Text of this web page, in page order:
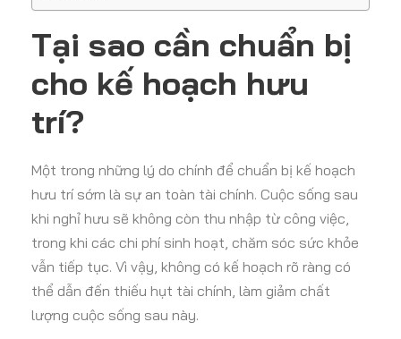
Tại sao cần chuẩn bị
cho kế hoạch hưu
trí?
Một trong những lý do chính để chuẩn bị kế hoạch
hưu trí sớm là sự an toàn tài chính. Cuộc sống sau
khi nghỉ hưu sẽ không còn thu nhập từ công việc,
trong khi các chi phí sinh hoạt, chăm sóc sức khỏe
vẫn tiếp tục. Vì vậy, không có kế hoạch rõ ràng có
thể dẫn đến thiếu hụt tài chính, làm giảm chất
lượng cuộc sống sau này.